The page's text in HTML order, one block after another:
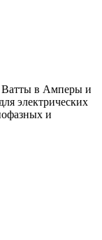
Ватты в Амперы и
электрических
и